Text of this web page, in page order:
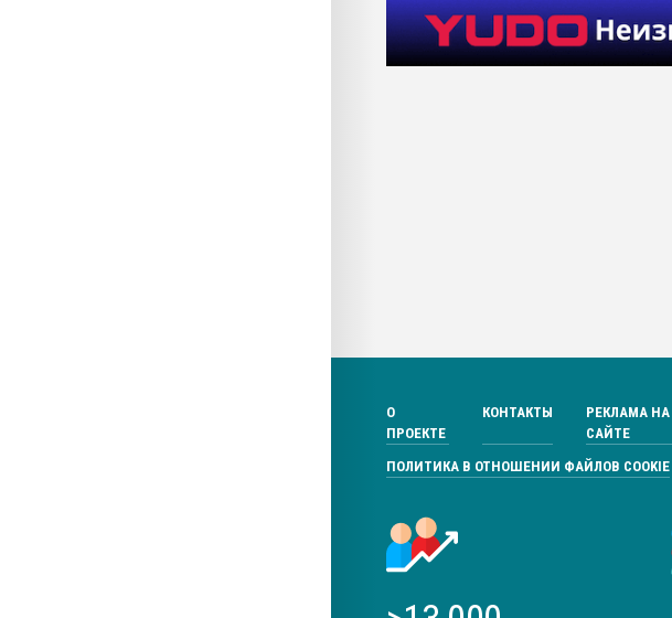
О
ПРОЕКТЕ
КОНТАКТЫ
РЕКЛАМА НА
САЙТЕ
ПОЛИТИКА В ОТНОШЕНИИ ФАЙЛОВ COOKIE